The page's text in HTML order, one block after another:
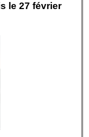
le 27 février